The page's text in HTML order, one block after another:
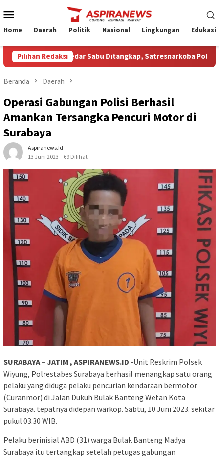
ke
Mobile
Home Daerah Politik Nasional Lingkungan Edukasi
Pilihan Redaksi
Pengedar Sabu Ditangkap, Satresnarkoba Polres
Beranda Daerah
Operasi Gabungan Polisi Berhasil
Amankan Tersangka Pencuri Motor di
Surabaya
Aspiranews.id
13 Juni 2023
69 Dilihat
SURABAYA – JATIM , ASPIRANEWS.ID -Unit Reskrim Polsek
Wiyung, Polrestabes Surabaya berhasil menangkap satu orang
pelaku yang diduga pelaku pencurian kendaraan bermotor
(Curanmor) di Jalan Dukuh Bulak Banteng Wetan Kota
Surabaya. tepatnya didepan warkop. Sabtu, 10 Juni 2023. sekitar
pukul 03.30 WIB.
Pelaku berinisial ABD (31) warga Bulak Banteng Madya
Surabaya itu tertangkap setelah petugas gabungan